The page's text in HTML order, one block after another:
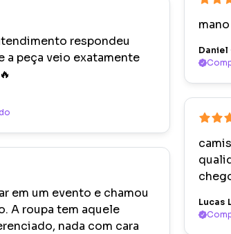
respondeu
a peça veio exatamente
em um evento e chamou
A roupa tem aquele
nada com cara
Daniel
Lucas